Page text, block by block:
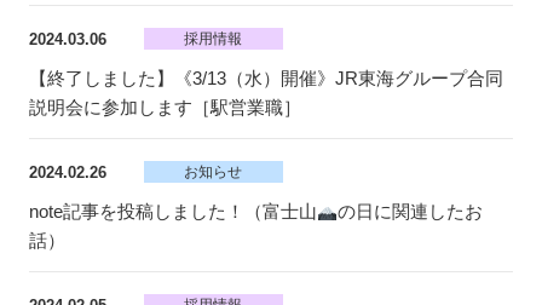
2024.03.06 採用情報
【終了しました】《3/13（水）開催》JR東海グループ合同
説明会に参加します［駅営業職］
2024.02.26 お知らせ
note記事を投稿しました！（富士山
の日に関連したお
話）